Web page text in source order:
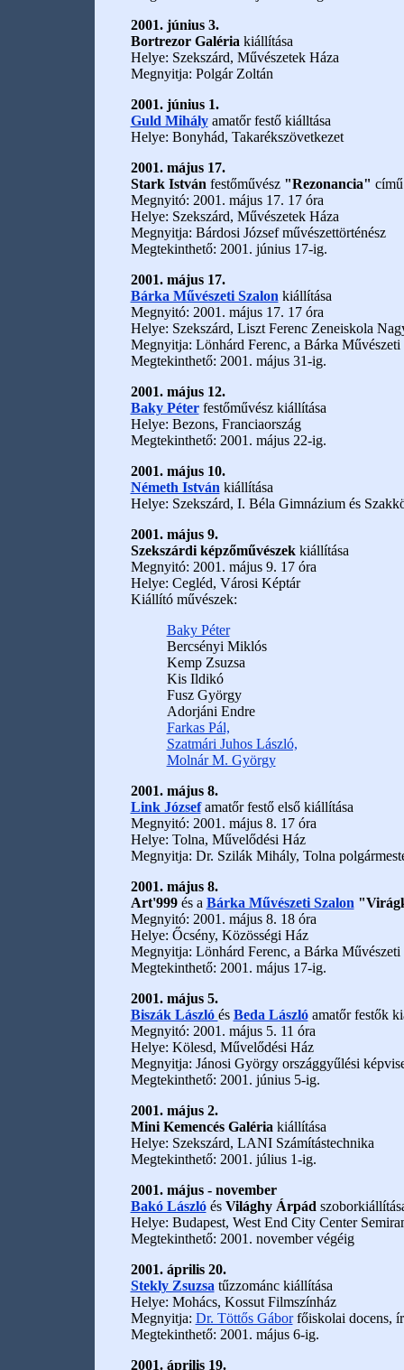
2001. június 3.
Bortrezor Galéria kiállítása
Helye: Szekszárd, Művészetek Háza
Megnyitja: Polgár Zoltán
2001. június 1.
Guld Mihályamatőr festő kiálltása
Helye: Bonyhád, Takarékszövetkezet
2001. május 17.
Stark István festőművész "Rezonancia"
Megnyitó: 2001. május 17. 17 óra
Helye: Szekszárd, Művészetek Háza
Megnyitja: Bárdosi József művészettörténész
Megtekinthető: 2001. június 17-ig.
2001. május 17.
Bárka Művészeti Szalon kiállítása
Megnyitó: 2001. május 17. 17 óra
Helye: Szekszárd, Liszt Ferenc Zeneiskola
Megnyitja: Lönhárd Ferenc, a Bárka Művészeti
Megtekinthető: 2001. május 31-ig.
2001. május 12.
Baky Péterfestőművész kiállítása
Helye: Bezons, Franciaország
Megtekinthető: 2001. május 22-ig.
2001. május 10.
Németh István kiállítása
Helye: Szekszárd, I. Béla Gimnázium és
2001. május 9.
Szekszárdi képzőművészekkiállítása
Megnyitó: 2001. május 9. 17 óra
Helye: Cegléd, Városi Képtár
Kiállító művészek:
Baky Péter
Bercsényi Miklós
Kemp Zsuzsa
Kis Ildikó
Fusz György
Adorjáni Endre
Farkas Pál,
Szatmári Juhos László,
Molnár M. György
2001. május 8.
Link Józsefamatőr festő első kiállítása
Megnyitó: 2001. május 8. 17 óra
Helye: Tolna, Művelődési Ház
Megnyitja: Dr. Szilák Mihály, Tolna
2001. május 8.
Art'999és a Bárka Művészeti Szalon
Megnyitó: 2001. május 8. 18 óra
Helye: Őcsény, Közösségi Ház
Megnyitja: Lönhárd Ferenc, a Bárka Művészeti
Megtekinthető: 2001. május 17-ig.
2001. május 5.
Biszák László és Beda Lászlóamatőr festők
Megnyitó: 2001. május 5. 11 óra
Helye: Kölesd, Művelődési Ház
Megnyitja: Jánosi György országgyűlési
Megtekinthető: 2001. június 5-ig.
2001. május 2.
Mini Kemencés Galéria kiállítása
Helye: Szekszárd, LANI Számítástechnika
Megtekinthető: 2001. július 1-ig.
2001. május - november
Bakó Lászlóés Világhy Árpád
Helye: Budapest, West End City Center
Megtekinthető: 2001. november végéig
2001. április 20.
Stekly Zsuzsa tűzzománc kiállítása
Helye: Mohács, Kossut Filmszínház
Megnyitja: Dr. Töttős Gáborfőiskolai docens,
Megtekinthető: 2001. május 6-ig.
2001. április 19.